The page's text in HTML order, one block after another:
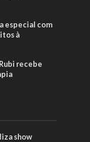
especial com
à
recebe
show